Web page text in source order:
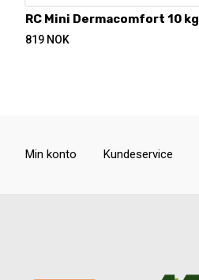
RC Mini Dermacomfort 10 kg
819 NOK
Min konto Kundeservice